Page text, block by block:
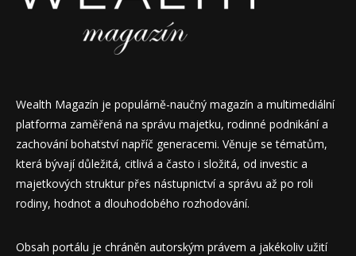
Wealth Magazín je populárně-naučný magazín a multimediální
platforma zaměřená na správu majetku, rodinné podnikání a
zachování bohatství napříč generacemi. Věnuje se tématům,
která bývají důležitá, citlivá a často i složitá, od investic a
majetkových struktur přes nástupnictví a správu až po roli
rodiny, hodnot a dlouhodobého rozhodování.
Obsah portálu je chráněn autorským právem a jakékoliv užití